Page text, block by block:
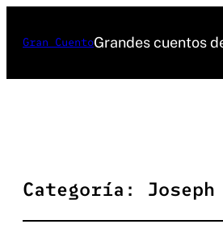
Gran CuentoGrandes cuentos
Categoría: